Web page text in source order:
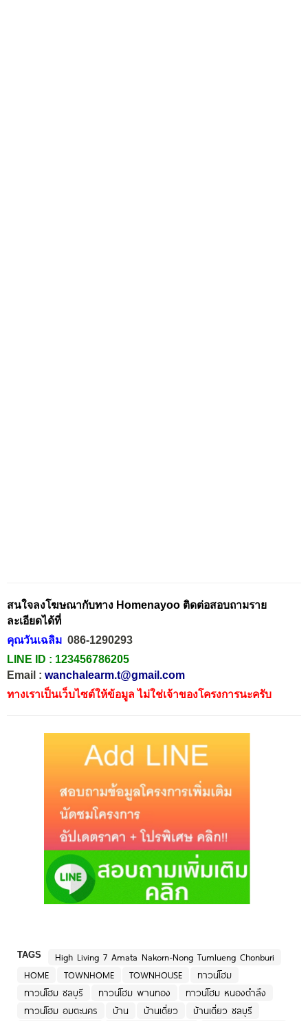
สนใจลงโฆษณากับทาง Homenayoo ติดต่อสอบถามราย
ละเอียดได้ที่
คุณวันเฉลิม 086-1290293
LINE ID : 123456786205
Email : wanchalearm.t@gmail.com
ทางเราเป็นเว็บไซต์ให้ข้อมูล ไม่ใช่เจ้าของโครงการนะครับ
TAGS
High Living 7 Amata Nakorn-Nong Tumlueng Chonburi
HOME
TOWNHOME TOWNHOUSE
ทาวน์โฮม
ทาวน์โฮม ชลบุรี
ทาวน์โฮม พานทอง
ทาวน์โฮม หนองตำลึง
ทาวน์โฮม อมตะนคร
บ้าน บ้านเดี่ยว
บ้านเดี่ยว ชลบุรี